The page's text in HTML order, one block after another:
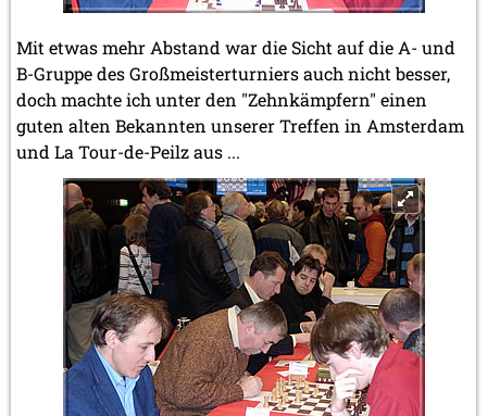
Mit etwas mehr Abstand war die Sicht auf die A- und
B-Gruppe des Großmeisterturniers auch nicht besser,
doch machte ich unter den "Zehnkämpfern" einen
guten alten Bekannten unserer Treffen in Amsterdam
und La Tour-de-Peilz aus ...